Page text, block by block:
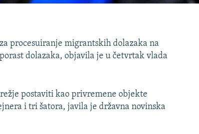
procesuiranje migrantskih dolazaka na
dolazaka, objavila je u četvrtak vlada
postaviti kao privremene objekte
i tri šatora, javila je državna novinska